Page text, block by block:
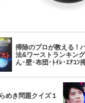
掃除のプロが教える !
法&ワーストランキン
ん･壁･布団･ﾄｲﾚ･ｴｱｺﾝ
めき問題クイズ１